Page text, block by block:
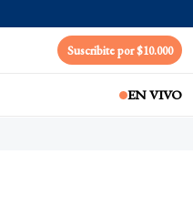
Suscribite por $10.000
EN VIVO